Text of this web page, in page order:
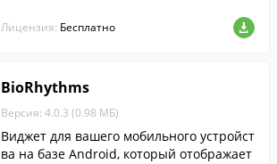
Лицензия: Бесплатно
BioRhythms
Версия: 4.0.3 (0.98 МБ)
Виджет для вашего мобильного устройст
ва на базе Android, который отображает